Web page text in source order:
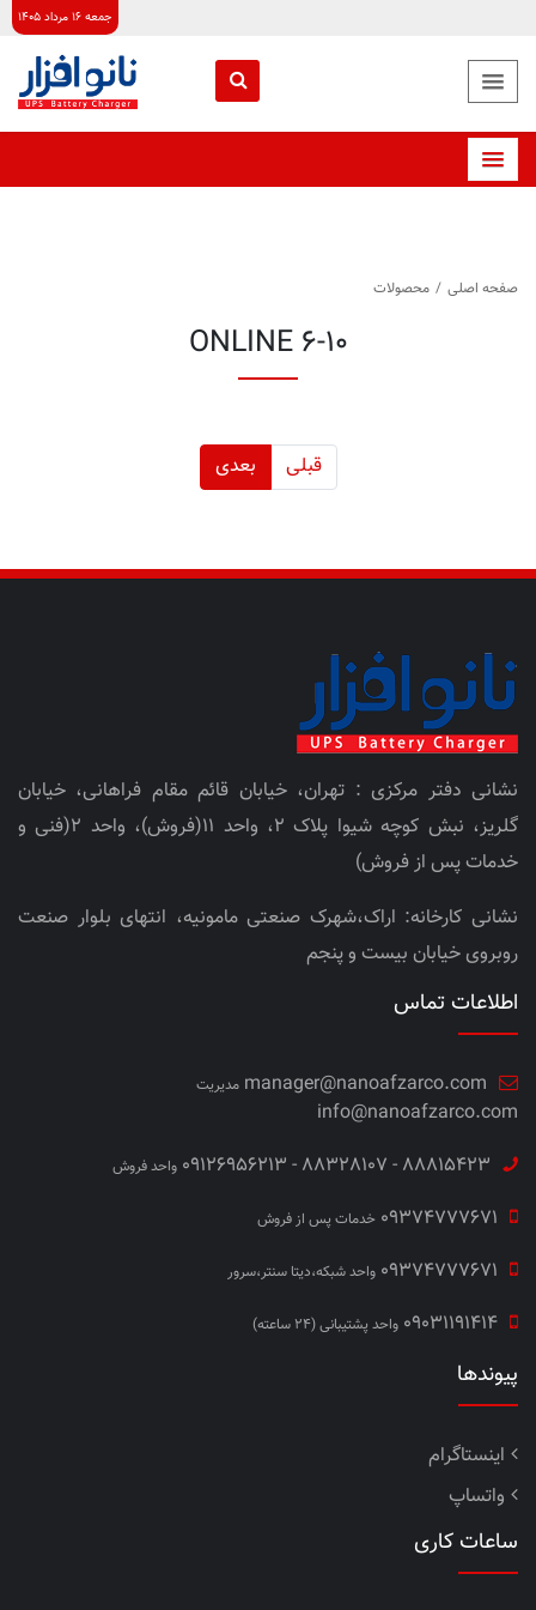
جمعه ۱۶ مرداد ۱۴۰۵
صفحه اصلی / محصولات
ONLINE 6-10
قبلی بعدی
نشانی دفتر مرکزی : تهران، خیابان قائم مقام فراهانی، خیابان
گلریز، نبش کوچه شیوا پلاک 2، واحد 11(فروش)، واحد 2(فنی و
خدمات پس از فروش)
نشانی کارخانه: اراک،شهرک صنعتی مامونیه، انتهای بلوار صنعت
روبروی خیابان بیست و پنجم
اطلاعات تماس
manager@nanoafzarco.com مدیریت
info@nanoafzarco.com
88815423 - 88328107 - 09126956213
واحد فروش
09374777671 خدمات پس از فروش
09374777671 واحد شبکه،دیتا سنتر،سرور
09031191414 واحد پشتیبانی (24 ساعته)
پیوندها
اینستاگرام
واتساپ
ساعات کاری